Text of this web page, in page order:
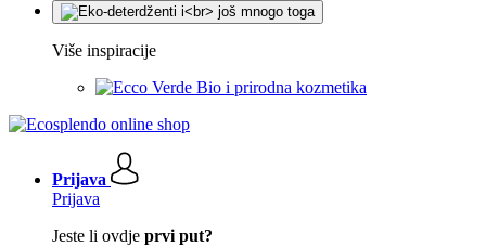
Više inspiracije
Bio i prirodna kozmetika
Prijava
Prijava
Jeste li ovdje prvi put?